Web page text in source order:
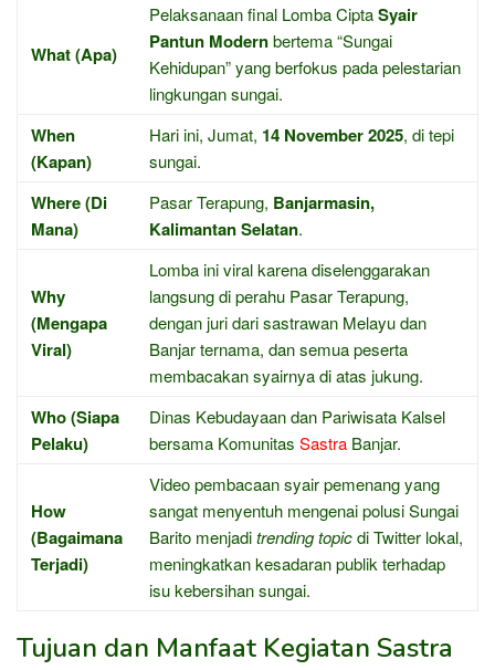
What (Apa)
Pelaksanaan final Lomba CiptaSyair
Pantun Modernbertema “Sungai
Kehidupan” yang berfokus pada pelestarian
lingkungan sungai.
When
(Kapan)
Hari ini, Jumat, 14 November 2025, di tepi
sungai.
Where (Di
Mana)
Pasar Terapung, Banjarmasin,
Kalimantan Selatan.
Why
(Mengapa
Viral)
Lomba ini viral karena diselenggarakan
langsung di perahu Pasar Terapung,
dengan juri dari sastrawan Melayu dan
Banjar ternama, dan semua peserta
membacakan syairnya di atas jukung.
Who (Siapa
Pelaku)
Dinas Kebudayaan dan Pariwisata Kalsel
bersama Komunitas Sastra Banjar.
How
(Bagaimana
Terjadi)
Video pembacaan syair pemenang yang
sangat menyentuh mengenai polusi Sungai
Barito menjaditrending topicdi Twitter lokal,
meningkatkan kesadaran publik terhadap
isu kebersihan sungai.
Tujuan dan Manfaat Kegiatan Sastra